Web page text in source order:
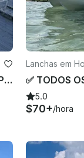
Motor Hurricane Deck Boat de 90 HP de 2002 em New Port Richey
Lanchas em
5.0
$70+/hora